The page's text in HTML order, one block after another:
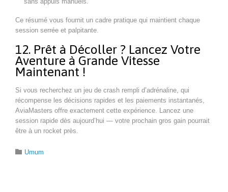
Ce résumé vous fournit un cadre pratique qui maintient chaque
session serrée et palpitante.
12. Prêt à Décoller ? Lancez Votre
Aventure à Grande Vitesse
Maintenant !
Si vous recherchez un jeu de crash rempli d’adrénaline, qui
récompense les décisions rapides et les paiements instantanés,
AviaMasters offre exactement cette expérience. Lancez une
session rapide dès aujourd’hui — votre prochain gros gain pourrait
être à un rocket près.
 Category
Umum